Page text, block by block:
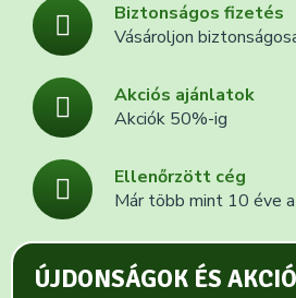
Biztonságos fizetés
Vásároljon
Akciós ajánlatok
Akciók 50%-ig
Ellenőrzött cég
Már több mint 10 éve a
ÚJDONSÁGOK ÉS